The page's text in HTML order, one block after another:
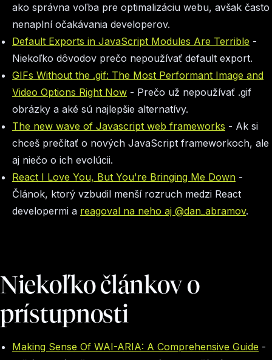
ako správna voľba pre optimalizáciu webu, avšak často
nenaplní očakávania developerov.
Default Exports in JavaScript Modules Are Terrible -
Niekoľko dôvodov prečo nepoužívať default export.
GIFs Without the .gif: The Most Performant Image and
Video Options Right Now - Prečo už nepoužívať .gif
obrázky a aké sú najlepšie alternatívy.
The new wave of Javascript web frameworks - Ak si
chceš prečítať o nových JavaScript frameworkoch, ale
aj niečo o ich evolúcii.
React I Love You, But You're Bringing Me Down -
Článok, ktorý vzbudil menší rozruch medzi React
developermi a reagoval na neho aj @dan_abramov.
Niekoľko článkov o
prístupnosti
Making Sense Of WAI-ARIA: A Comprehensive Guide -